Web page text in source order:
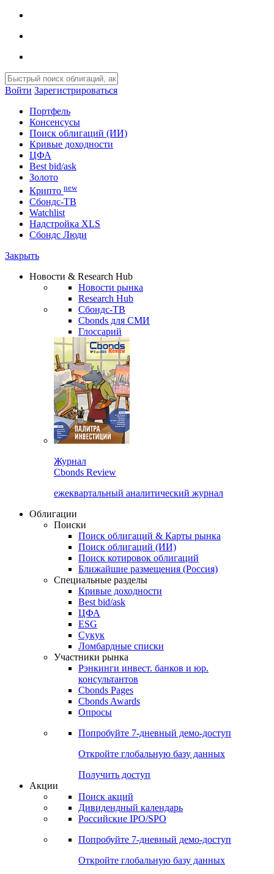
Войти Зарегистрироваться
Портфель
Консенсусы
Поиск облигаций (ИИ)
Кривые доходности
ЦФА
Best bid/ask
Золото
Крипто new
Сбондс-ТВ
Watchlist
Надстройка XLS
Сбондс Люди
Закрыть
Новости & Research Hub
Новости рынка
Research Hub
Сбондс-ТВ
Cbonds для СМИ
Глоссарий
Журнал
Cbonds Review
ежеквартальный аналитический журнал
Облигации
Поиски
Поиск облигаций & Карты рынка
Поиск облигаций (ИИ)
Поиск котировок облигаций
Ближайшие размещения (Россия)
Специальные разделы
Кривые доходности
Best bid/ask
ЦФА
ESG
Сукук
Ломбардные списки
Участники рынка
Рэнкинги инвест. банков и юр.
консультантов
Cbonds Pages
Cbonds Awards
Опросы
Попробуйте 7-дневный демо-доступ
Откройте глобальную базу данных
Получить доступ
Акции
Поиск акций
Дивидендный календарь
Российские IPO/SPO
Попробуйте 7-дневный демо-доступ
Откройте глобальную базу данных